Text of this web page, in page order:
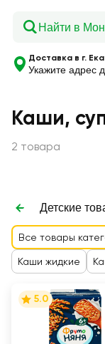
Доставка в г.
Укажите адрес
Каши,
2 товара
Детские
Все товары
Каши жидкие
5.0